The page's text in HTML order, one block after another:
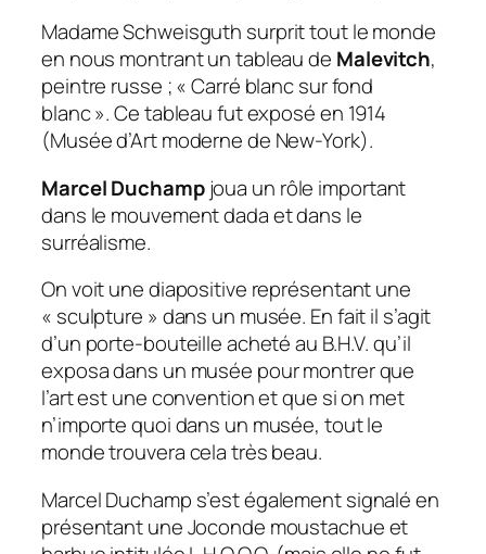
Madame Schweisguth surprit tout le monde
en nous montrant un tableau de Malevitch,
peintre russe ; « Carré blanc sur fond
blanc ». Ce tableau fut exposé en 1914
(Musée d’Art moderne de New-York).
Marcel Duchampjoua un rôle important
dans le mouvement dada et dans le
surréalisme.
On voit une diapositive représentant une
« sculpture » dans un musée. En fait il s’agit
d’un porte-bouteille acheté au B.H.V. qu’il
exposa dans un musée pour montrer que
l’art est une convention et que si on met
n’importe quoi dans un musée, tout le
monde trouvera cela très beau.
Marcel Duchamp s’est également signalé en
présentant une Joconde moustachue et